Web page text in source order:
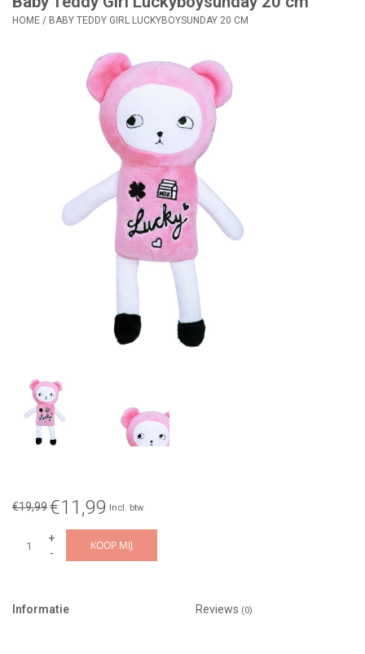
Cadeauservice
HOME / BABY TEDDY GIRL LUCKYBOYSUNDAY 20 CM
€19,99€11,99 Incl. btw
+
-
KOOP MIJ
Informatie Reviews (0)